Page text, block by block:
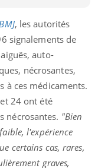
, les autorités
signalements de
auto-
nécrosantes,
à ces médicaments.
24 ont été
nécrosantes. "Bien
l'expérience
certains cas, rares,
graves,